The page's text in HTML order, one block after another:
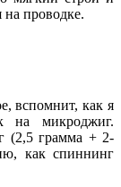
на проводке.
вспомнит, как я
на микроджиг.
(2,5 грамма + 2-
как спиннинг